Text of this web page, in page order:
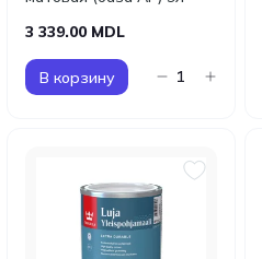
3 339.00 MDL
В корзину